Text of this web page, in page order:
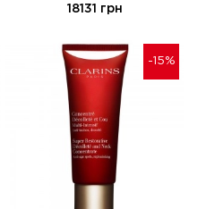
18131 грн
-15%